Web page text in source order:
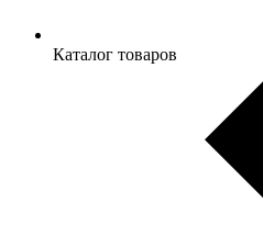
Каталог товаров